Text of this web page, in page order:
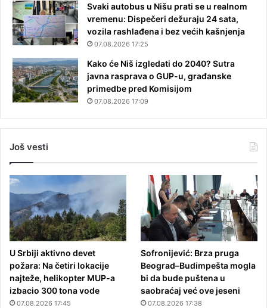
Svaki autobus u Nišu prati se u realnom
vremenu: Dispečeri dežuraju 24 sata,
vozila rashlađena i bez većih kašnjenja
07.08.2026 17:25
Kako će Niš izgledati do 2040? Sutra
javna rasprava o GUP-u, građanske
primedbe pred Komisijom
07.08.2026 17:09
Još vesti
U Srbiji aktivno devet
požara: Na četiri lokacije
najteže, helikopter MUP-a
izbacio 300 tona vode
07.08.2026 17:45
Sofronijević: Brza pruga
Beograd–Budimpešta mogla
bi da bude puštena u
saobraćaj već ove jeseni
07.08.2026 17:38